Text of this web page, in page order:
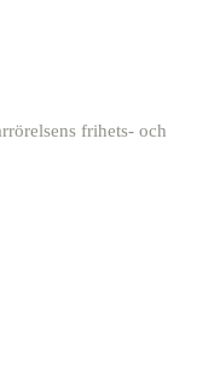
frihets- och